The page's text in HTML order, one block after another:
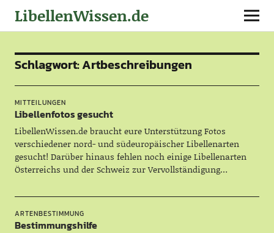
LibellenWissen.de
Schlagwort:Artbeschreibungen
MITTEILUNGEN
Libellenfotos gesucht
LibellenWissen.de braucht eure Unterstützung Fotos
verschiedener nord- und südeuropäischer Libellenarten
gesucht! Darüber hinaus fehlen noch einige Libellenarten
Österreichs und der Schweiz zur Vervollständigung…
ARTENBESTIMMUNG
Bestimmungshilfe